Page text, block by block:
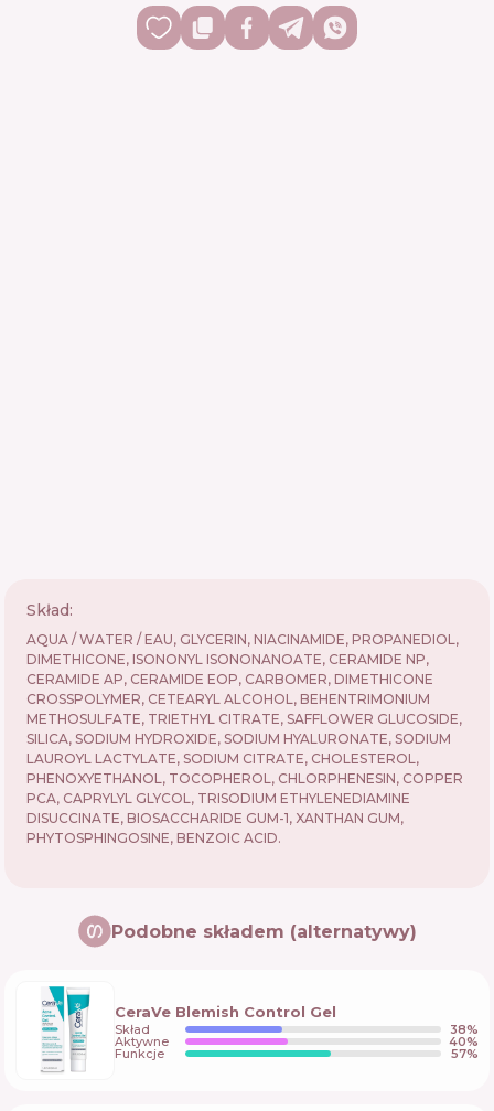
Skład:
AQUA / WATER / EAU, GLYCERIN, NIACINAMIDE, PROPANEDIOL,
DIMETHICONE, ISONONYL ISONONANOATE, CERAMIDE NP,
CERAMIDE AP, CERAMIDE EOP, CARBOMER, DIMETHICONE
CROSSPOLYMER, CETEARYL ALCOHOL, BEHENTRIMONIUM
METHOSULFATE, TRIETHYL CITRATE, SAFFLOWER GLUCOSIDE,
SILICA, SODIUM HYDROXIDE, SODIUM HYALURONATE, SODIUM
LAUROYL LACTYLATE, SODIUM CITRATE, CHOLESTEROL,
PHENOXYETHANOL, TOCOPHEROL, CHLORPHENESIN, COPPER
PCA, CAPRYLYL GLYCOL, TRISODIUM ETHYLENEDIAMINE
DISUCCINATE, BIOSACCHARIDE GUM-1, XANTHAN GUM,
PHYTOSPHINGOSINE, BENZOIC ACID.
Podobne składem (alternatywy)
CeraVe Blemish Control Gel
Skład 38%
Aktywne 40%
Funkcje 57%